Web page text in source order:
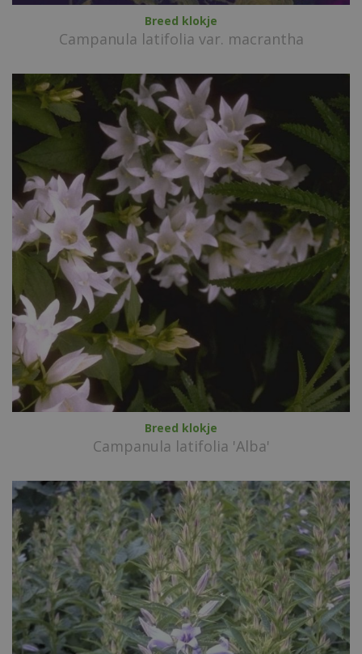
Breed klokje
Campanula latifolia var. macrantha
Breed klokje
Campanula latifolia 'Alba'